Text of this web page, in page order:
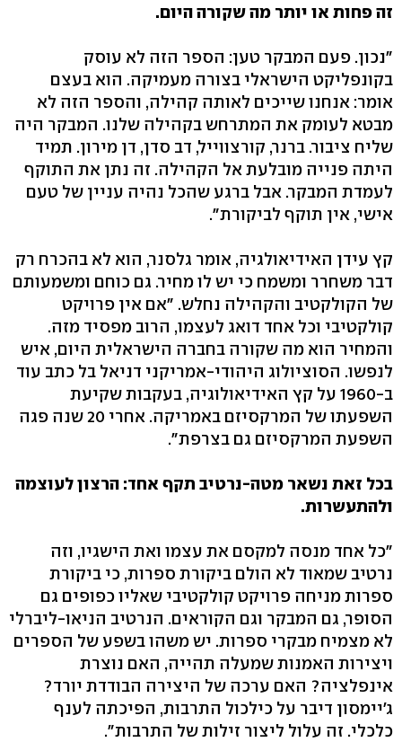
זה פחות או יותר מה שקורה היום.
"נכון. פעם המבקר טען: הספר הזה לא עוסק
בקונפליקט הישראלי בצורה מעמיקה. הוא בעצם
אומר: אנחנו שייכים לאותה קהילה, והספר הזה לא
מבטא לעומק את המתרחש בקהילה שלנו. המבקר היה
שליח ציבור. ברנר, קורצווייל, דב סדן, דן מירון. תמיד
היתה פנייה מובלעת אל הקהילה. זה נתן את התוקף
לעמדת המבקר. אבל ברגע שהכל נהיה עניין של טעם
אישי, אין תוקף לביקורת".
קץ עידן האידיאולגיה, אומר גלסנר, הוא לא בהכרח רק
דבר משחרר ומשמח כי יש לו מחיר. גם כוחם ומשמעותם
של הקולקטיב והקהילה נחלש. "אם אין פרויקט
קולקטיבי וכל אחד דואג לעצמו, הרוב מפסיד מזה.
והמחיר הוא מה שקורה בחברה הישראלית היום, איש
לנפשו. הסוציולוג היהודי-אמריקני דניאל בל כתב עוד
ב-1960 על קץ האידיאולוגיה, בעקבות שקיעת
השפעתו של המרקסיזם באמריקה. אחרי 20 שנה פגה
השפעת המרקסיזם גם בצרפת".
בכל זאת נשאר מטה-נרטיב תקף אחד: הרצון לעוצמה
ולהתעשרות.
"כל אחד מנסה למקסם את עצמו ואת הישגיו, וזה
נרטיב שמאוד לא הולם ביקורת ספרות, כי ביקורת
ספרות מניחה פרויקט קולקטיבי שאליו כפופים גם
הסופר, גם המבקר וגם הקוראים. הנרטיב הניאו-ליברלי
לא מצמיח מבקרי ספרות. יש משהו בשפע של הספרים
ויצירות האמנות שמעלה תהייה, האם נוצרת
אינפלציה? האם ערכה של היצירה הבודדת יורד?
ג'יימסון דיבר על כילכול התרבות, הפיכתה לענף
כלכלי. זה עלול ליצור זילות של התרבות".